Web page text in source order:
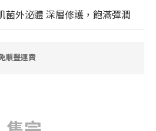
外泌體 深層修護，飽滿彈潤
順豐運費